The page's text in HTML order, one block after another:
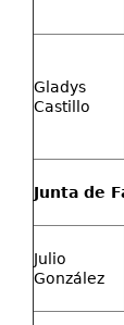
Gladys
Castillo
Junta de
Julio
González